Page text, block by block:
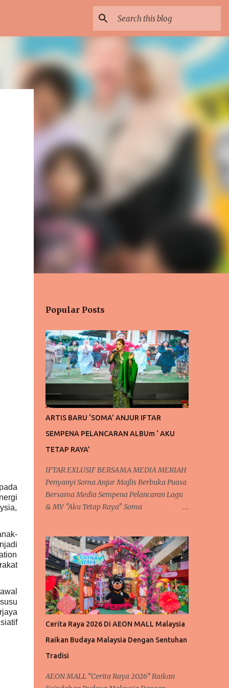
Popular Posts
ARTIS BARU ‘SOMA’ ANJUR IFTAR
SEMPENA PELANCARAN ALBUm ‘ AKU
TETAP RAYA’
IFTAR EXLUSIF BERSAMA MEDIA MERIAH
Penyanyi Soma Anjur Majlis Berbuka Puasa
Bersama Media Sempena Pelancaran Lagu
& MV "Aku Tetap Raya" Soma
negara semakin rancak dan meriah dengan
kehadiran artis baru yang mendendangkan
lagu lagu raya yang sedap didengar dan
meriah setiap kali menjelang syawal. Tidak
terlepas juga kepada penyanyi baharu
tanahair, Soma atau nama aslinya Rosmah
S. Sengari @ Basar, yang berpengalaman
dalam dunia seni. Sering mendendangkan
lagu dengan suaranya yang lunak merdu.
Soma telah mengadakan majlis berbuka
Concorde, Kuala Lumpur, sebagai tanda
Cerita Raya 2026 Di AEON MALL Malaysia
Raikan Budaya Malaysia Dengan Sentuhan
Tradisi
AEON MALL “Cerita Raya 2026” Raikan